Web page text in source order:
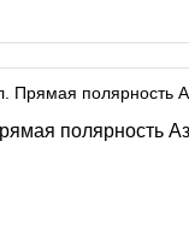
полярность